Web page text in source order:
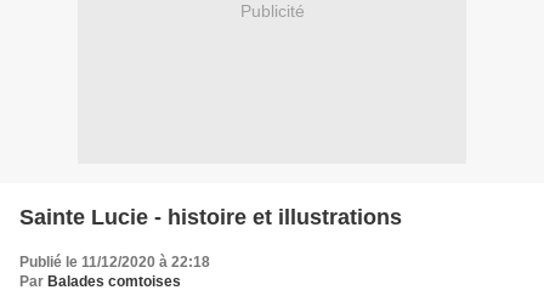
Publicité
Sainte Lucie - histoire et illustrations
Publié le 11/12/2020 à 22:18
Par Balades comtoises